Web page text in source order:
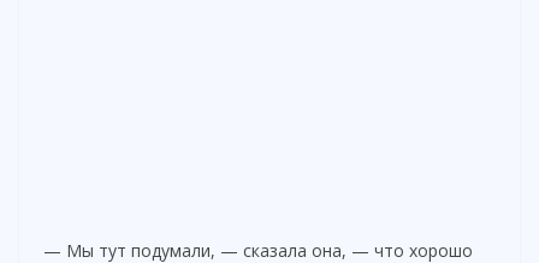
— Мы тут подумали, — сказала она, — что хорошо